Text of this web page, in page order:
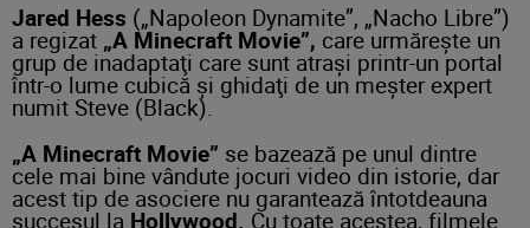
Jared Hess („Napoleon Dynamite”, „Nacho Libre”)
a regizat „A Minecraft Movie”, care urmăreşte un
grup de inadaptaţi care sunt atraşi printr-un portal
într-o lume cubică şi ghidaţi de un meşter expert
numit Steve (Black).
„A Minecraft Movie” se bazează pe unul dintre
cele mai bine vândute jocuri video din istorie, dar
acest tip de asociere nu garantează întotdeauna
succesul la Hollywood. Cu toate acestea, filmele